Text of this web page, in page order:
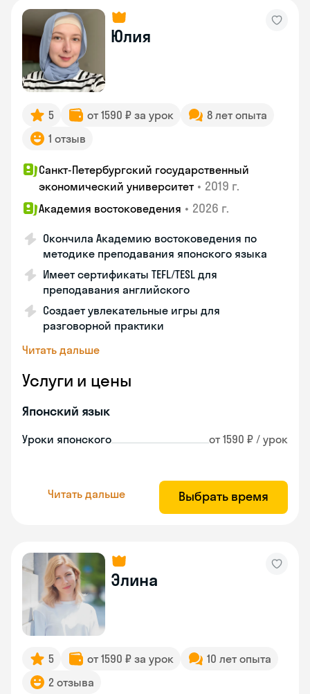
Юлия
5 от 1590 ₽ за урок
8 лет опыта
1 отзыв
Санкт-Петербургский государственный
экономический университет • 2019 г.
Академия востоковедения • 2026 г.
Окончила Академию востоковедения по
методике преподавания японского языка
Имеет сертификаты TEFL/TESL для
преподавания английского
Создает увлекательные игры для
разговорной практики
Читать дальше
Услуги и цены
Японский язык
Уроки японского от 1590 ₽ / урок
Читать дальше Выбрать время
Элина
5 от 1590 ₽ за урок
10 лет опыта
2 отзыва